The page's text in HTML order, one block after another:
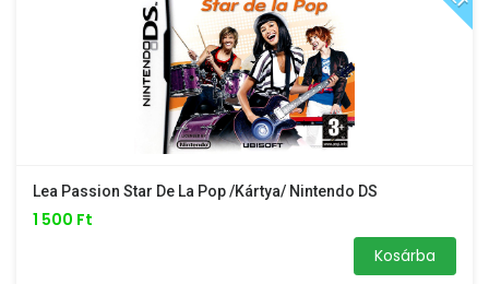
Lea Passion Star De La Pop /kártya/ Nintendo DS
1 500 Ft
Kosárba